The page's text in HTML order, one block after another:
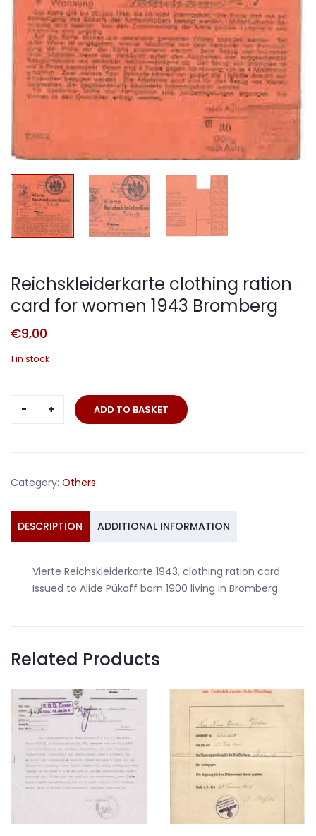
Reichskleiderkarte clothing ration
card for women 1943 Bromberg
€9,00
1 in stock
Reichskleiderkarte
clothing
women
Bromberg
quantity
ADD TO BASKET
Category: Others
DESCRIPTION ADDITIONAL INFORMATION
Vierte Reichskleiderkarte 1943, clothing ration card.
Issued to Alide Pükoff born 1900 living in Bromberg.
Related Products